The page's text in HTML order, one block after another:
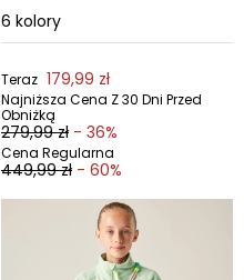
6 kolory
Teraz 179,99 zł
Najniższa Cena Z 30 Dni Przed
Obniżką
279,99 zł - 36%
Cena Regularna
449,99 zł - 60%